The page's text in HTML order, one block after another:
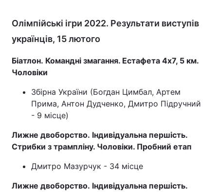
Олімпійські ігри 2022. Результати виступів
українців, 15 лютого
Біатлон. Командні змагання. Естафета 4х7, 5 км.
Чоловіки
Збірна України (Богдан Цимбал, Артем
Прима, Антон Дудченко, Дмитро Підручний
- 9 місце)
Лижне двоборство. Індивідуальна першість.
Стрибки з трампліну. Чоловіки. Пробний етап
Дмитро Мазурчук - 34 місце
Лижне двоборство. Індивідуальна першість.